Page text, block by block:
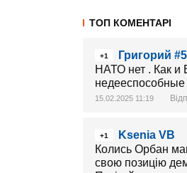
ТОП КОМЕНТАРІ
+1
Григорий
НАТО нет . Как и
недееспособные
15.02.2025 11:19
+1
Ksenia VB
Колись Орбан
свою позицію